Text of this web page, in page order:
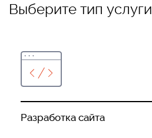
Выберите тип услуги
Разработка сайта